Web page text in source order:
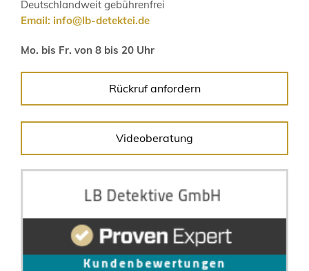
Deutschlandweit gebührenfrei
Email: info@lb-detektei.de
Mo. bis Fr. von 8 bis 20 Uhr
Rückruf anfordern
Videoberatung